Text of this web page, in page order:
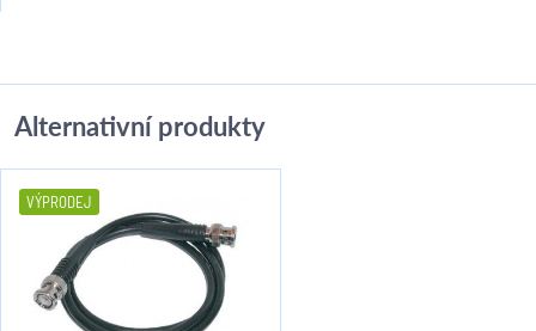
Alternativní produkty
VÝPRODEJ